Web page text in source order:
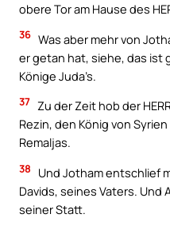
obere Tor am Hause des
36 Was aber mehr von
er getan hat, siehe, das ist
Könige Juda’s.
37 Zu der Zeit hob der
Rezin, den König von
Remaljas.
38
Und Jotham entschlief
Davids, seines Vaters. Und
seiner Statt.